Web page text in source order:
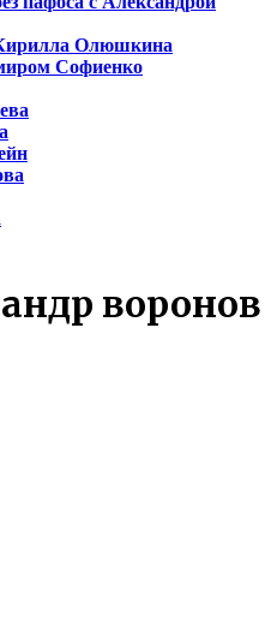
Олюшкина
Софиенко
воронов